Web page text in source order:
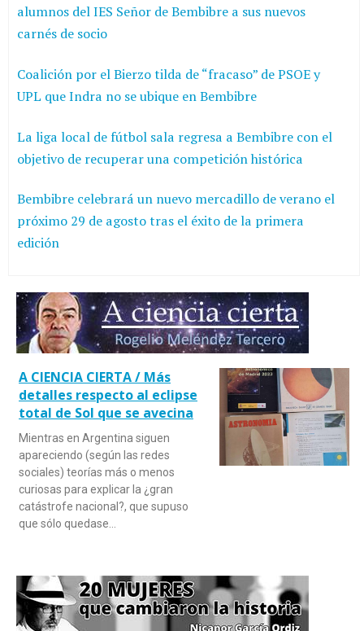
alumnos del IES Señor de Bembibre a sus nuevos
carnés de socio
Coalición por el Bierzo tilda de “fracaso” de PSOE y
UPL que Indra no se ubique en Bembibre
La liga local de fútbol sala regresa a Bembibre con el
objetivo de recuperar una competición histórica
Bembibre celebrará un nuevo mercadillo de verano el
próximo 29 de agosto tras el éxito de la primera
edición
A CIENCIA CIERTA / Más
detalles respecto al eclipse
total de Sol que se avecina
Mientras en Argentina siguen
apareciendo (según las redes
sociales) teorías más o menos
curiosas para explicar la ¿gran
catástrofe nacional?, que supuso
que sólo quedase…